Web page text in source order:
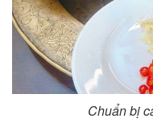
Chuẩn bị